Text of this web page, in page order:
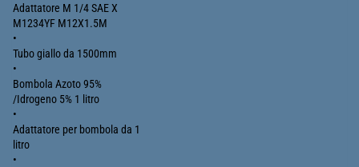
Adattatore M 1/4 SAE X
M1234YF M12X1.5M
•
Tubo giallo da 1500mm
•
Bombola Azoto 95%
/Idrogeno 5% 1 litro
•
Adattatore per bombola da 1
litro
•